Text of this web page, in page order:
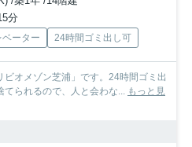
分
ベーター 24時間ゴミ出し可
オメゾン芝浦」です。24時間ゴミ出
られるので、人と会わな...
もっと見